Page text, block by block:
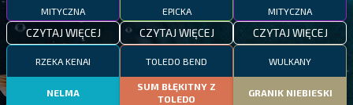
MITYCZNA
CZYTAJ WIĘCEJ
EPICKA
CZYTAJ WIĘCEJ
MITYCZNA
CZYTAJ WIĘCEJ
RZEKA KENAI
NELMA
TOLEDO BEND
SUM BŁĘKITNY Z
TOLEDO
WULKANY
GRANIK NIEBIESKI